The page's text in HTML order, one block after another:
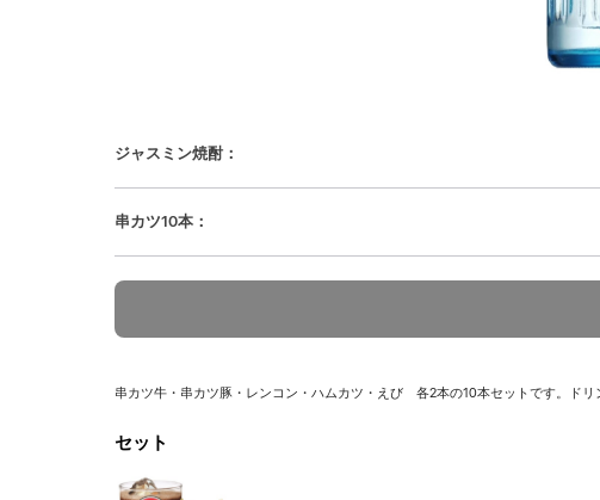
ジャスミン焼酎：
串カツ10本 ：
串カツ牛・串カツ豚・レンコン・ハムカツ・えび 各2本の10本セットです。ドリ
セット